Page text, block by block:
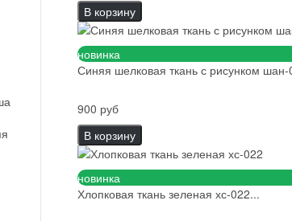
В корзину
новинка
Синяя шелковая ткань с рисунком шан-
900 руб
В корзину
новинка
Хлопковая ткань зеленая хс-022...